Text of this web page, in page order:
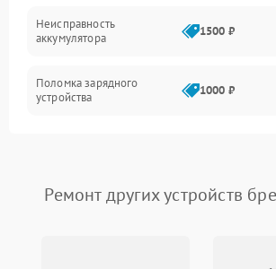
Привод
Электронные компоненты
Неисправность
аккумулятора
1500 ₽
Поломка зарядного
устройства
1000 ₽
Поломка кнопки
включения/выключения
500 ₽
Ремонт других устройств